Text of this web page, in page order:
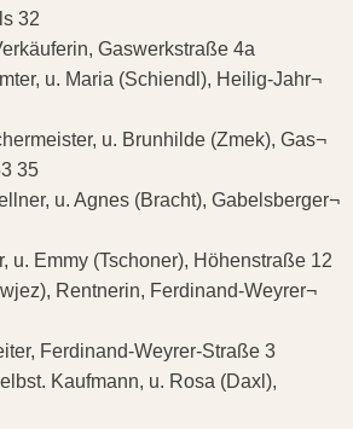
32
Gaswerkstraße 4a
u. Maria (Schiendl), Heilig-Jahr¬
u. Brunhilde (Zmek), Gas¬
35
u. Agnes (Bracht), Gabelsberger¬
u. Emmy (Tschoner), Höhenstraße 12
Rentnerin, Ferdinand-Weyrer¬
Ferdinand-Weyrer-Straße 3
Kaufmann, u. Rosa (Daxl),